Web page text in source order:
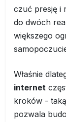
czuć presję i
do dwóch
większego
Właśnie
internet
kroków -
pozwala